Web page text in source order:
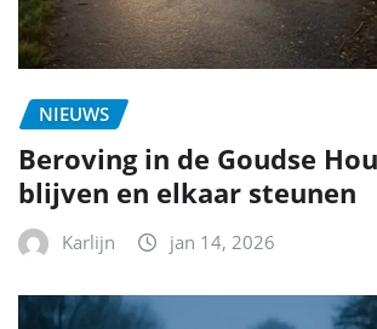
NIEUWS
Beroving in de Goudse
blijven en elkaar steunen
Karlijn jan 14, 2026